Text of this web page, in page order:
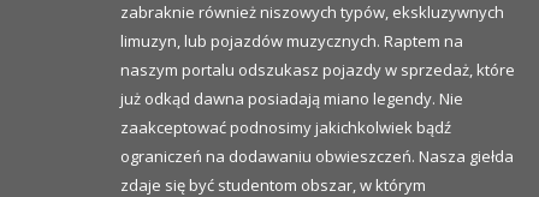
zabraknie również niszowych typów, ekskluzywnych
limuzyn, lub pojazdów muzycznych. Raptem na
naszym portalu odszukasz pojazdy w sprzedaż, które
już odkąd dawna posiadają miano legendy. Nie
zaakceptować podnosimy jakichkolwiek bądź
ograniczeń na dodawaniu obwieszczeń. Nasza giełda
zdaje się być studentom obszar, w którym